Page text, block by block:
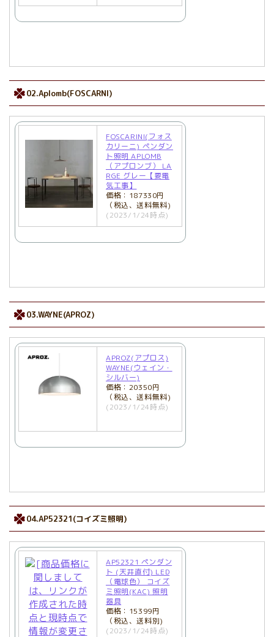
02.Aplomb(FOSCARNI)
FOSCARINI(フォス
カリーニ) ペンダン
ト照明 APLOMB
（アプロンブ） LA
RGE グレー【要電
気工事】
価格：187330円
（税込、送料無料)
(2023/1/24時点)
03.WAYNE(APROZ)
APROZ(アプロス)
WAYNE(ウェイン・
シルバー)
価格：20350円
（税込、送料無料)
(2023/1/24時点)
04.AP52321(コイズミ照明)
AP52321 ペンダン
ト (天井直付) LED
（電球色） コイズ
ミ照明(KAC) 照明
器具
価格：15399円
（税込、送料別)
(2023/1/24時点)